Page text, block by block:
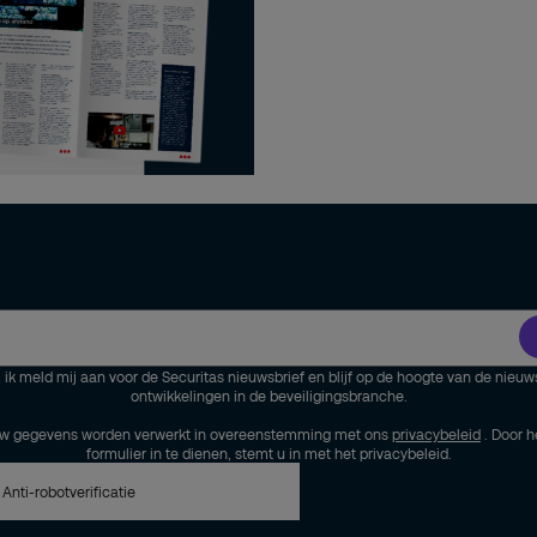
ik meld mij aan voor de Securitas nieuwsbrief en blijf op de hoogte van de
ontwikkelingen in de beveiligingsbranche.
gegevens worden verwerkt in overeenstemming met ons privacybeleid
. Door
formulier in te dienen, stemt u in met het privacybeleid.
Anti-robotverificatie